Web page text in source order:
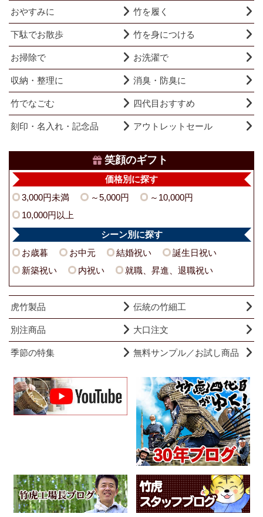
おやすみに 竹を履く
下駄でお散歩 竹を身につける
お掃除で お洗濯で
収納・整理に 消臭・防臭に
竹でなごむ 四代目おすすめ
刻印・名入れ・記念品 アウトレットセール
笑顔のギフト
価格別に探す
3,000円未満 ～5,000円
～10,000円
10,000円以上
シーン別に探す
お歳暮 お中元 結婚祝い
誕生日祝い
新築祝い
内祝い 就職、昇進、退職祝い
虎竹製品 伝統の竹細工
別注商品 大口注文
季節の特集 無料サンプル／お試し商品